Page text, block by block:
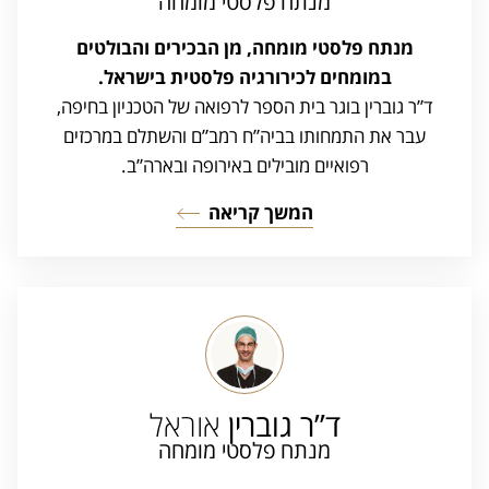
מנתח פלסטי מומחה, מן הבכירים והבולטים
במומחים לכירורגיה פלסטית בישראל.
ד”ר גוברין בוגר בית הספר לרפואה של הטכניון בחיפה,
עבר את התמחותו בביה”ח רמב”ם והשתלם במרכזים
רפואיים מובילים באירופה ובארה”ב.
המשך קריאה
ד”ר גוברין אוראל
מנתח פלסטי מומחה